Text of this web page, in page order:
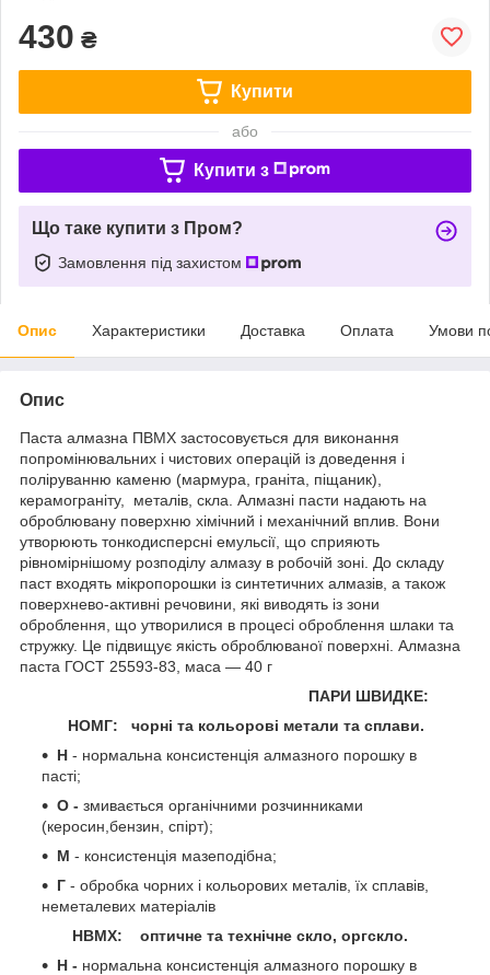
430 ₴
Купити
або
Купити з
Що таке купити з Пром?
Замовлення під захистом
Опис Характеристики Доставка Оплата Умови
Опис
Паста алмазна ПВМХ застосовується для виконання
попромінювальних і чистових операцій із доведення і
поліруванню каменю (мармура, граніта, піщаник),
керамограніту, металів, скла. Алмазні пасти надають на
оброблювану поверхню хімічний і механічний вплив. Вони
утворюють тонкодисперсні емульсії, що сприяють
рівномірнішому розподілу алмазу в робочій зоні. До складу
паст входять мікропорошки із синтетичних алмазів, а також
поверхнево-активні речовини, які виводять із зони
оброблення, що утворилися в процесі оброблення шлаки та
стружку. Це підвищує якість оброблюваної поверхні. Алмазна
паста ГОСТ 25593-83, маса — 40 г
ПАРИ ШВИДКЕ:
НОМГ:
чорні та кольорові метали та сплави.
Н - нормальна консистенція алмазного порошку в
пасті;
О - змивається органічними розчинниками
(керосин,бензин, спірт);
М - консистенція мазеподібна;
Г - обробка чорних і кольорових металів, їх сплавів,
неметалевих матеріалів
НВМХ: оптичне та технічне скло, оргскло.
Н - нормальна консистенція алмазного порошку в